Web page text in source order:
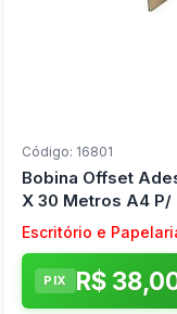
Código: 16801
Bobina Offset
X 30 Metros A4 P/
Branco
Escritório e
PIX R$